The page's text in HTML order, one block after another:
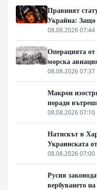
Правният
Украйна: Защо
гарантира
08.08.2026 07:44
Операцията от
морска
08.08.2026 07:37
Макрон
поради
позиции в
08.08.2026 07:10
Натискът в
Украинската
логистична
08.08.2026 07:00
Русия
вербуването